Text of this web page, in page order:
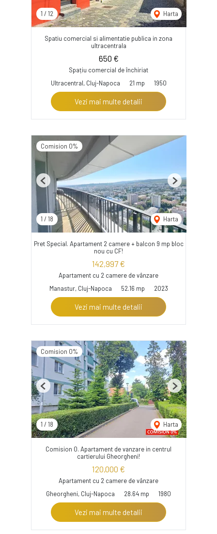
1 / 12 Harta
Spatiu comercial si alimentatie publica in zona
ultracentrala
650 €
Spațiu comercial de închiriat
Ultracentral, Cluj-Napoca
21 mp 1950
Vezi mai multe detalii
Comision 0%
1 / 18 Harta
Previous Next
Pret Special. Apartament 2 camere + balcon 9 mp bloc
nou cu CF!
142,997 €
Apartament cu 2 camere de vânzare
Manastur, Cluj-Napoca
52.16 mp 2023
Vezi mai multe detalii
Comision 0%
1 / 18 Harta
Previous Next
Comision 0. Apartament de vanzare in centrul
cartierului Gheorgheni!
120,000 €
Apartament cu 2 camere de vânzare
Gheorgheni, Cluj-Napoca
28.64 mp 1980
Vezi mai multe detalii